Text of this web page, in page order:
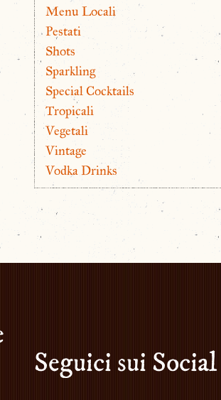
Menu Locali
Pestati
Shots
Sparkling
Special Cocktails
Tropicali
Vegetali
Vintage
Vodka Drinks
Seguici sui Social